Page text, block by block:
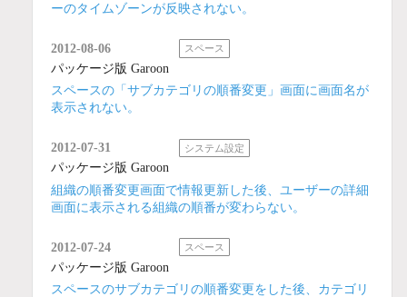
ーのタイムゾーンが反映されない。
2012-08-06 スペース
パッケージ版 Garoon
スペースの「サブカテゴリの順番変更」画面に画面名が
表示されない。
2012-07-31 システム設定
パッケージ版 Garoon
組織の順番変更画面で情報更新した後、ユーザーの詳細
画面に表示される組織の順番が変わらない。
2012-07-24 スペース
パッケージ版 Garoon
スペースのサブカテゴリの順番変更をした後、カテゴリ